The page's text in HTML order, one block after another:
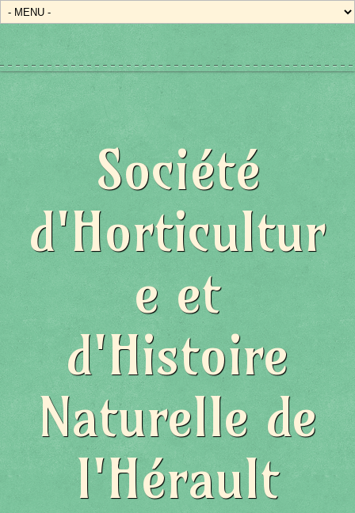
Société
d'Horticultur
e et
d'Histoire
Naturelle de
l'Hérault